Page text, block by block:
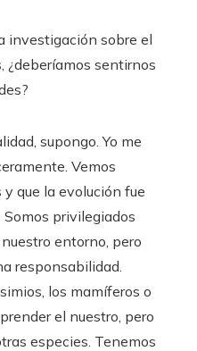
investigación sobre el
¿deberíamos sentirnos
supongo. Yo me
Vemos
que la evolución fue
privilegiados
entorno, pero
responsabilidad.
los mamíferos o
el nuestro, pero
especies. Tenemos